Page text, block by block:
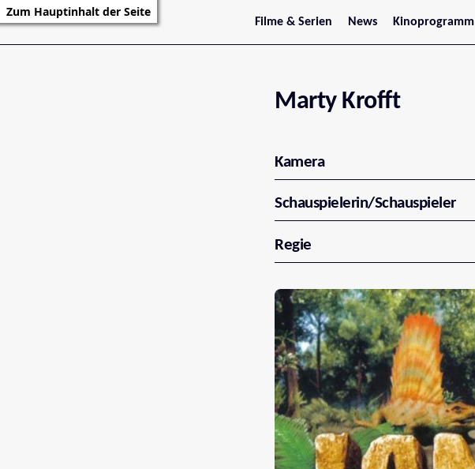
Zum Hauptinhalt der Seite
Filme & Serien
Trailer
Serienarchiv
News
Stars
Kinoprogramm
Jetzt im Kino
Oberösterreich
Tirol
Vorarlberg
Marty Krofft
Kamera
Schauspielerin/Schauspieler
Regie